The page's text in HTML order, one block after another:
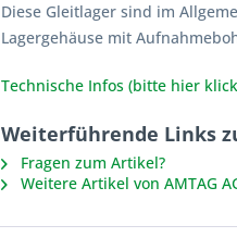
Diese Gleitlager sind im
Lagergehäuse mit
Technische Infos (bitte hier
Weiterführende Links
Fragen zum Artikel?
Weitere Artikel von AMTAG